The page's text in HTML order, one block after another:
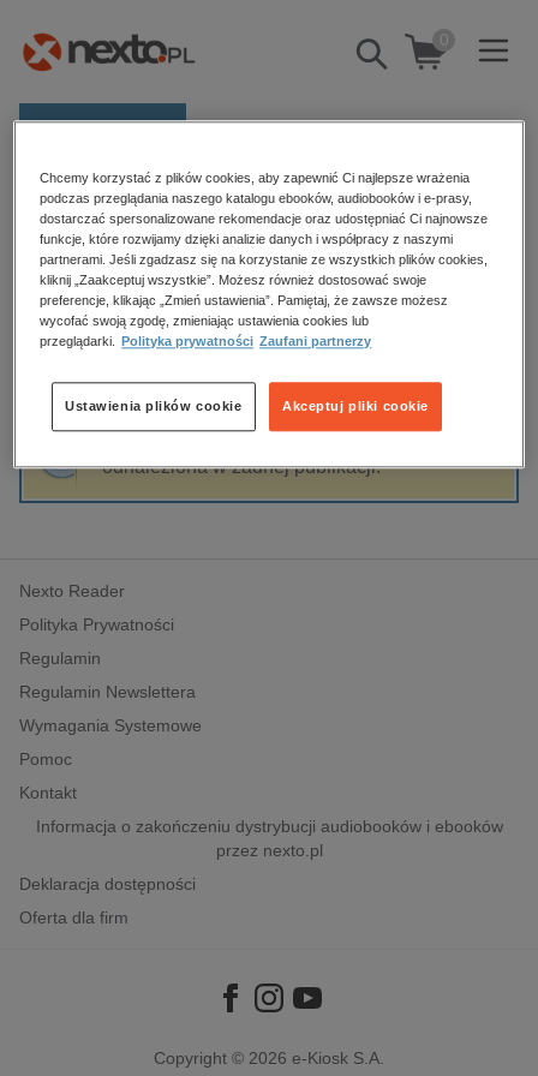
Pokaż/schowaj
wyszukiwarkę
0
E-prasa
Kategorie
Zobacz wszystkie E-prasa
budownictwo, aranżacja wnętrz
biznesowe, branżowe, gospodarka
edukacja
hobby, sport, rozrywka
komputery, internet, technologie, informatyka
polityka, społeczno-informacyjne
psychologiczne
inne
popularno-naukowe
historia
Strona główna Maciek Radel
Maciek Radel
Sortowanie Filtrowanie
odnaleziona w żadnej publikacji.
Nexto Reader
Polityka Prywatności
Regulamin
Regulamin Newslettera
Wymagania Systemowe
Pomoc
Kontakt
Informacja o zakończeniu dystrybucji audiobooków i ebooków
przez nexto.pl
Deklaracja dostępności
Oferta dla firm
Copyright © 2026 e-Kiosk S.A.
Chcemy korzystać z plików cookies, aby zapewnić Ci najlepsze wrażenia
podczas przeglądania naszego katalogu ebooków, audiobooków i e-prasy,
dostarczać spersonalizowane rekomendacje oraz udostępniać Ci najnowsze
funkcje, które rozwijamy dzięki analizie danych i współpracy z naszymi
partnerami. Jeśli zgadzasz się na korzystanie ze wszystkich plików cookies,
kliknij „Zaakceptuj wszystkie”. Możesz również dostosować swoje
preferencje, klikając „Zmień ustawienia”. Pamiętaj, że zawsze możesz
wycofać swoją zgodę, zmieniając ustawienia cookies lub
przeglądarki.
Polityka prywatności Zaufani partnerzy
Akceptuj pliki cookie
Ustawienia plików cookie